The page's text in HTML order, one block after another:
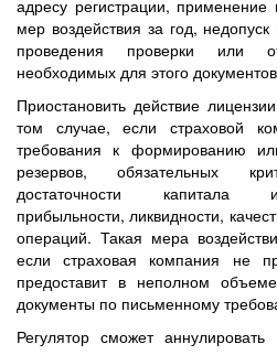
адресу регистрации,
мер воздействия за год,
проведения проверки или
необходимых для этого
Приостановить действие
том случае, если страховой
требования к формированию
резервов, обязательных
достаточности капитала
прибыльности, ликвидности,
операций. Такая мера
если страховая компания не
предоставит в неполном
документы по письменному
Регулятор сможет